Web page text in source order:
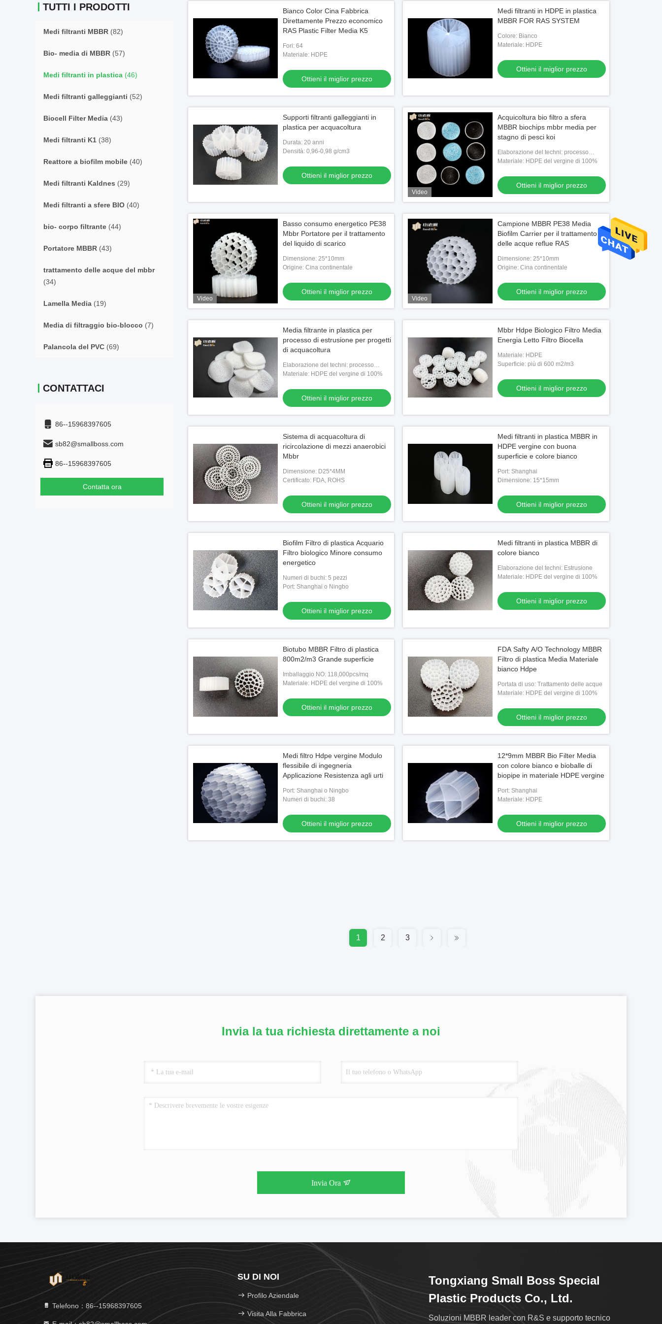
TUTTI I PRODOTTI
Medi filtranti MBBR (82)
Bio- media di MBBR (57)
Medi filtranti in plastica (46)
Medi filtranti galleggianti (52)
Biocell Filter Media (43)
Medi filtranti K1 (38)
Reattore a biofilm mobile (40)
Medi filtranti Kaldnes (29)
Medi filtranti a sfere BIO (40)
bio- corpo filtrante (44)
Portatore MBBR (43)
trattamento delle acque del mbbr
(34)
Lamella Media (19)
Media di filtraggio bio-blocco (7)
Palancola del PVC (69)
CONTATTACI
86--15968397605
sb82@smallboss.com
86--15968397605
Contatta ora
Bianco Color Cina Fabbrica
Direttamente Prezzo economico
RAS Plastic Filter Media K5
Fori: 64
Materiale: HDPE
Ottieni il miglior prezzo
Medi filtranti in HDPE in plastica
MBBR FOR RAS SYSTEM
Colore: Bianco
Materiale: HDPE
Ottieni il miglior prezzo
Supporti filtranti galleggianti in
plastica per acquacoltura
Durata: 20 anni
Densità: 0,96-0,98 g/cm3
Ottieni il miglior prezzo
Video
Acquicoltura bio filtro a sfera
MBBR biochips mbbr media per
stagno di pesci koi
Elaborazione del techni: processo
dell'estrusione
Materiale: HDPE del vergine di 100%
Ottieni il miglior prezzo
Video
Basso consumo energetico PE38
Mbbr Portatore per il trattamento
del liquido di scarico
Dimensione: 25*10mm
Origine: Cina continentale
Ottieni il miglior prezzo
Video
Campione MBBR PE38 Media
Biofilm Carrier per il trattamento
delle acque reflue RAS
Dimensione: 25*10mm
Origine: Cina continentale
Ottieni il miglior prezzo
Media filtrante in plastica per
processo di estrusione per progetti
di acquacoltura
Elaborazione del techni: processo
dell'estrusione
Materiale: HDPE del vergine di 100%
Ottieni il miglior prezzo
Mbbr Hdpe Biologico Filtro Media
Energia Letto Filtro Biocella
Materiale: HDPE
Superficie: più di 600 m2/m3
Ottieni il miglior prezzo
Sistema di acquacoltura di
ricircolazione di mezzi anaerobici
Mbbr
Dimensione: D25*4MM
Certificato: FDA, ROHS
Ottieni il miglior prezzo
Medi filtranti in plastica MBBR in
HDPE vergine con buona
superficie e colore bianco
Port: Shanghai
Dimensione: 15*15mm
Ottieni il miglior prezzo
Biofilm Filtro di plastica Acquario
Filtro biologico Minore consumo
energetico
Numeri di buchi: 5 pezzi
Port: Shanghai o Ningbo
Ottieni il miglior prezzo
Medi filtranti in plastica MBBR di
colore bianco
Elaborazione del techni: Estrusione
Materiale: HDPE del vergine di 100%
Ottieni il miglior prezzo
Biotubo MBBR Filtro di plastica
800m2/m3 Grande superficie
Imballaggio NO: 118,000pcs/mq
Materiale: HDPE del vergine di 100%
Ottieni il miglior prezzo
FDA Safty A/O Technology MBBR
Filtro di plastica Media Materiale
bianco Hdpe
Portata di uso: Trattamento delle acque
Materiale: HDPE del vergine di 100%
Ottieni il miglior prezzo
Medi filtro Hdpe vergine Modulo
flessibile di ingegneria
Applicazione Resistenza agli urti
Port: Shanghai o Ningbo
Numeri di buchi: 38
Ottieni il miglior prezzo
12*9mm MBBR Bio Filter Media
con colore bianco e bioballe di
biopipe in materiale HDPE vergine
Port: Shanghai
Materiale: HDPE
Ottieni il miglior prezzo
1 2 3
Invia la tua richiesta direttamente a noi
Invia Ora
Telefono：86--15968397605
SU DI NOI
Profilo Aziendale
Visita Alla Fabbrica
Tongxiang Small Boss Special
Plastic Products Co., Ltd.
Soluzioni MBBR leader con R&S e supporto tecnico